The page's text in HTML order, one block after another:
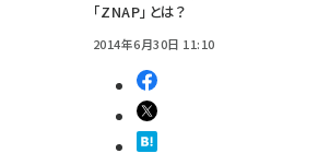
「ZNAP」とは？
2014年6月30日 11:10